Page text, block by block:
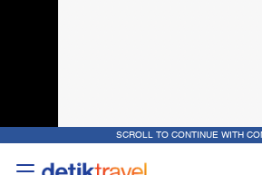
SCROLL TO CONTINUE WITH